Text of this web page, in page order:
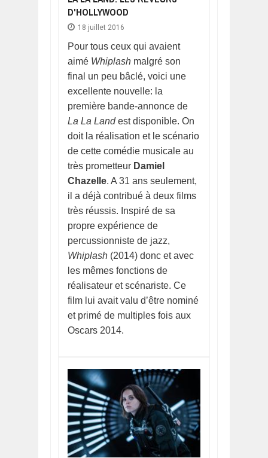
D'HOLLYWOOD
18 juillet 2016
Pour tous ceux qui avaient
aimé Whiplash malgré son
final un peu bâclé, voici une
excellente nouvelle: la
première bande-annonce de
La La Landest disponible. On
doit la réalisation et le scénario
de cette comédie musicale au
très prometteur Damiel
Chazelle. A 31 ans seulement,
il a déjà contribué à deux films
très réussis. Inspiré de sa
propre expérience de
percussionniste de jazz,
Whiplash (2014) donc et avec
les mêmes fonctions de
réalisateur et scénariste. Ce
film lui avait valu d’être nominé
et primé de multiples fois aux
Oscars 2014.